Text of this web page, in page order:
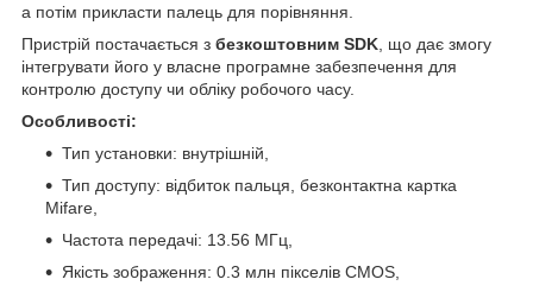
а потім прикласти палець для порівняння.
Пристрій постачається з безкоштовним SDK , що дає змогу
інтегрувати його у власне програмне забезпечення для
контролю доступу чи обліку робочого часу.
Особливості:
Тип установки: внутрішній,
Тип доступу: відбиток пальця, безконтактна картка
Mifare,
Частота передачі: 13.56 МГц,
Якість зображення: 0.3 млн пікселів CMOS,